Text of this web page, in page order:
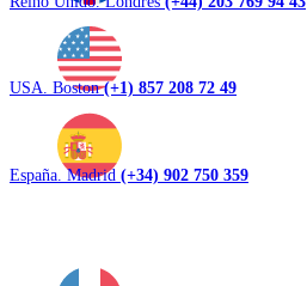
USA. Boston(+1) 857 208 72 49
España. Madrid (+34) 902 750 359